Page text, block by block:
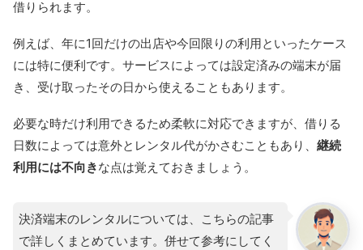
借りられます。
例えば、年に1回だけの出店や今回限りの利用といったケース
には特に便利です。サービスによっては設定済みの端末が届
き、受け取ったその日から使えることもあります。
必要な時だけ利用できるため柔軟に対応できますが、借りる
日数によっては意外とレンタル代がかさむこともあり、 継続
利用には不向きな点は覚えておきましょう。
決済端末のレンタルについては、こちらの記事
で詳しくまとめています。併せて参考にしてく